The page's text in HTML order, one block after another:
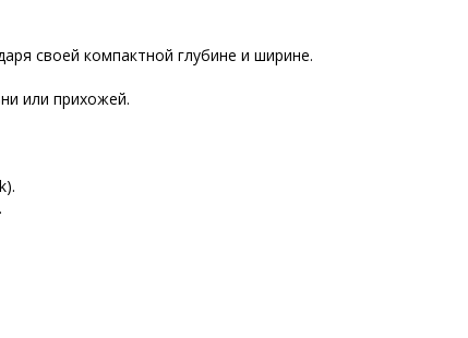
своей компактной глубине и ширине.
или прихожей.